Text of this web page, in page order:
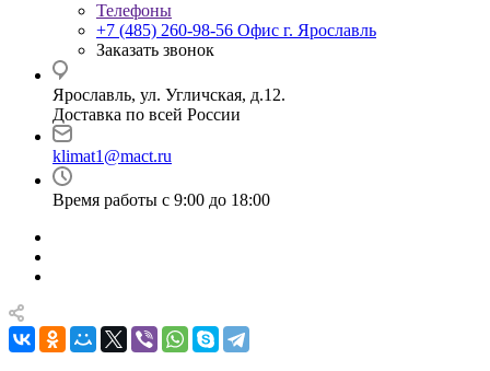
Телефоны
+7 (485) 260-98-56 Офис г. Ярославль
Заказать звонок
Ярославль, ул. Угличская, д.12.
Доставка по всей России
klimat1@mact.ru
Время работы с 9:00 до 18:00